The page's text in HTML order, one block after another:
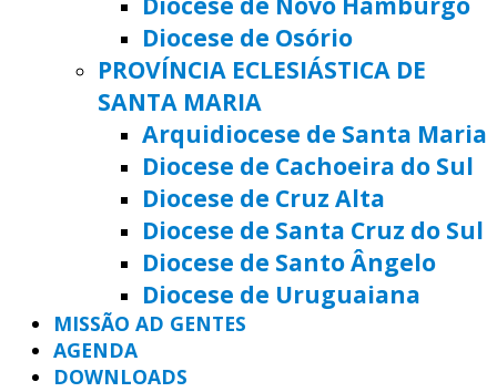
Diocese de Osório
PROVÍNCIA ECLESIÁSTICA DE
SANTA MARIA
Arquidiocese de Santa Maria
Diocese de Cachoeira do Sul
Diocese de Cruz Alta
Diocese de Santa Cruz do Sul
Diocese de Santo Ângelo
Diocese de Uruguaiana
MISSÃO AD GENTES
AGENDA
DOWNLOADS